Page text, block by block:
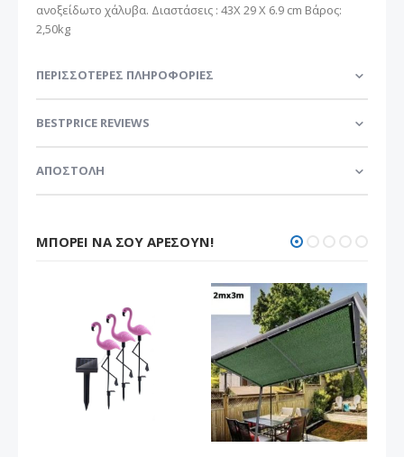
ανοξείδωτο χάλυβα. Διαστάσεις : 43X 29 X 6.9 cm Βάρος:
2,50kg
ΠΕΡΙΣΣΌΤΕΡΕΣ ΠΛΗΡΟΦΟΡΊΕΣ
BESTPRICE REVIEWS
ΑΠΟΣΤΟΛΗ
ΜΠΟΡΕΊ ΝΑ ΣΟΥ ΑΡΈΣΟΥΝ!